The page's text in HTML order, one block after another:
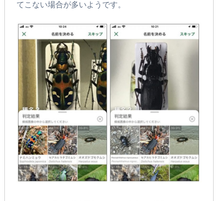
てこない場合が多いようです。